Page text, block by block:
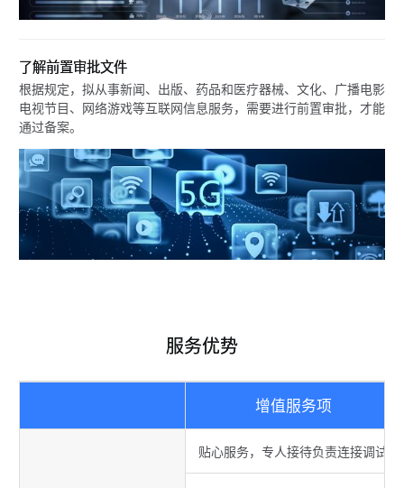
了解前置审批文件
根据规定，拟从事新闻、出版、药品和医疗器械、文化、广播电影
电视节目、网络游戏等互联网信息服务，需要进行前置审批，才能
通过备案。
服务优势
增值服务项
贴心服务，专人接待负责连接调试